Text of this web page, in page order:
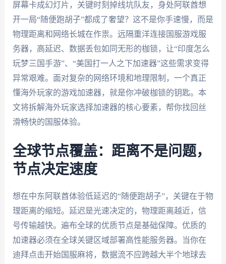
屏幕卡成幻灯片，关键时刻掉线坑队友，身处阿联酋想
开一局“随便跑胡子”都成了奢望？这不是你手速慢，而是
物理距离和网络长城在作祟。远隔重洋连接国服游戏服
务器，高延迟、数据丢包如同无形的枷锁，让“印度怎么
玩梦三国手游”、“美国打一人之下加速器”这些需求变得
异常艰难。面对复杂的网络环境和地理限制，一个真正
懂海外玩家的游戏加速器，就是你冲破枷锁的钥匙。本
文将拆解海外玩家选择加速器的核心要素，帮你找回丝
滑畅快的国服体验。
全球节点覆盖：距离不是问题，
节点决定速度
想在中东阿联酋体验低延迟的“随便跑胡子”，关键在于物
理距离的缩短。延迟是光速决定的，物理距离越近，信
号传输越快。遍布全球的优质节点是基础保障。优质的
加速器必须在全球关键区域部署高性能服务器。当你在
迪拜点击开始国服麻将，数据流不应跨越大半个地球去